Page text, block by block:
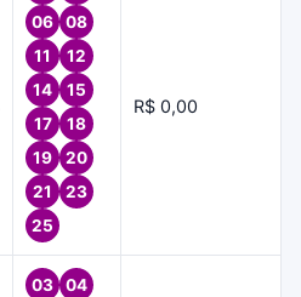
06
08
11
12
14
15
17
18
19
20
21
23
25
R$ 0,00
03
04